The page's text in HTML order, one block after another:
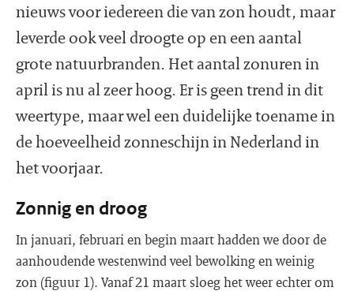
nieuws voor iedereen die van zon houdt, maar
leverde ook veel droogte op en een aantal
grote natuurbranden. Het aantal zonuren in
april is nu al zeer hoog. Er is geen trend in dit
weertype, maar wel een duidelijke toename in
de hoeveelheid zonneschijn in Nederland in
het voorjaar.
Zonnig en droog
In januari, februari en begin maart hadden we door de
aanhoudende westenwind veel bewolking en weinig
zon (figuur 1). Vanaf 21 maart sloeg het weer echter om